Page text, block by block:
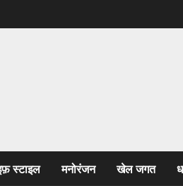
स्टाइल मनोरंजन खेल जगत